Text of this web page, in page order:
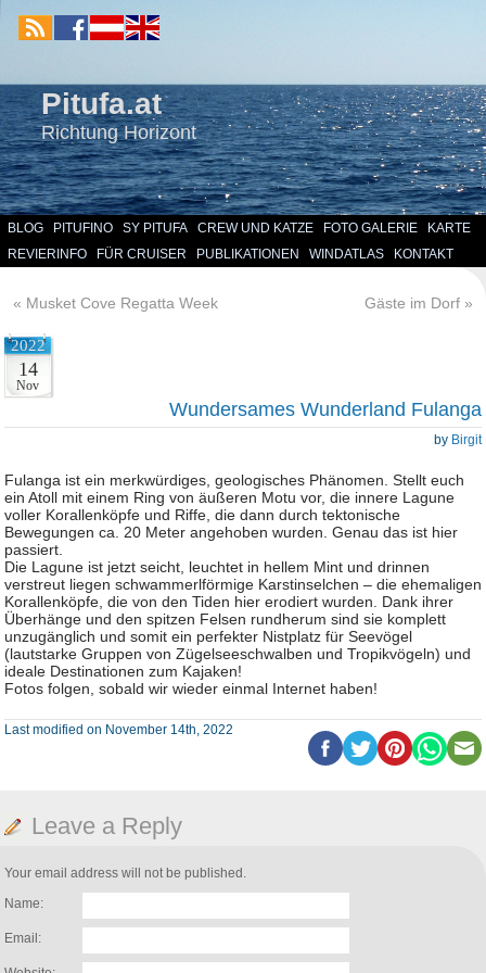
Pitufa.at
Richtung Horizont
BLOG PITUFINO SY PITUFA CREW UND KATZE FOTO GALERIE
KARTE
REVIERINFO
FÜR CRUISER PUBLIKATIONEN WINDATLAS KONTAKT
« Musket Cove Regatta Week Gäste im Dorf »
2022
14
Nov
Wundersames Wunderland Fulanga
by Birgit
Fulanga ist ein merkwürdiges, geologisches Phänomen. Stellt euch
ein Atoll mit einem Ring von äußeren Motu vor, die innere Lagune
voller Korallenköpfe und Riffe, die dann durch tektonische
Bewegungen ca. 20 Meter angehoben wurden. Genau das ist hier
passiert.
Die Lagune ist jetzt seicht, leuchtet in hellem Mint und drinnen
verstreut liegen schwammerlförmige Karstinselchen – die ehemaligen
Korallenköpfe, die von den Tiden hier erodiert wurden. Dank ihrer
Überhänge und den spitzen Felsen rundherum sind sie komplett
unzugänglich und somit ein perfekter Nistplatz für Seevögel
(lautstarke Gruppen von Zügelseeschwalben und Tropikvögeln) und
ideale Destinationen zum Kajaken!
Fotos folgen, sobald wir wieder einmal Internet haben!
Last modified on November 14th, 2022
Leave a Reply
Your email address will not be published.
Name:
Email: